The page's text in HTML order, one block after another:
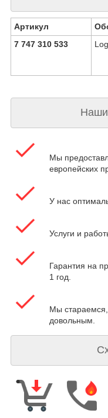
Артикул
7 747 310 533
Наши
Мы
европейских
У нас
Услуги и
Гарантия на
1 год.
Мы
довольным.